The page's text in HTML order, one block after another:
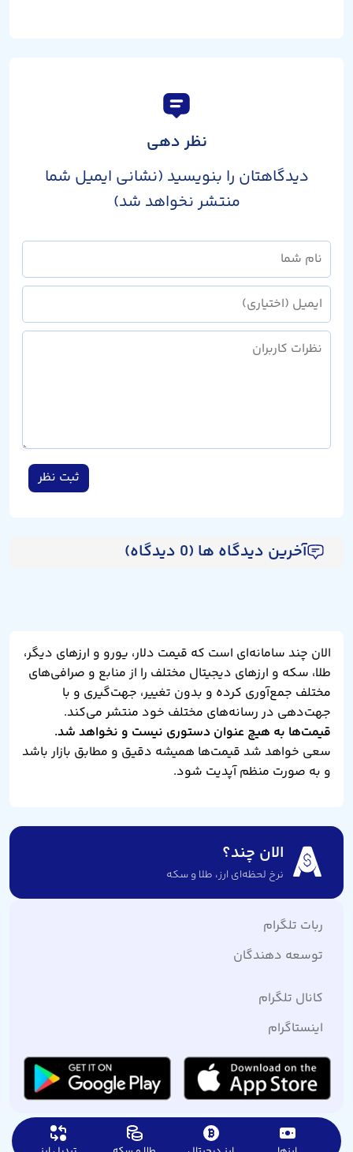
نظر دهی
دیدگاهتان را بنویسید (نشانی ایمیل شما
منتشر نخواهد شد)
ثبت نظر
آخرین دیدگاه ها (0 دیدگاه)
الان چند سامانه‌ای است که قیمت دلار، یورو و ارزهای دیگر،
طلا، سکه و ارزهای دیجیتال مختلف را از منابع و صرافی‌های
مختلف جمع‌آوری کرده و بدون تغییر، جهت‌گیری و با
جهت‌دهی در رسانه‌های مختلف خود منتشر می‌کند.
قیمت‌ها به هیچ عنوان دستوری نیست و نخواهد شد.
سعی خواهد شد قیمت‌ها همیشه دقیق و مطابق بازار باشد
و به صورت منظم آپدیت شود.
الان چند؟
نرخ لحظه‌ای ارز،‌ طلا و سکه
ربات تلگرام
توسعه دهندگان
کانال تلگرام
اینستاگرام